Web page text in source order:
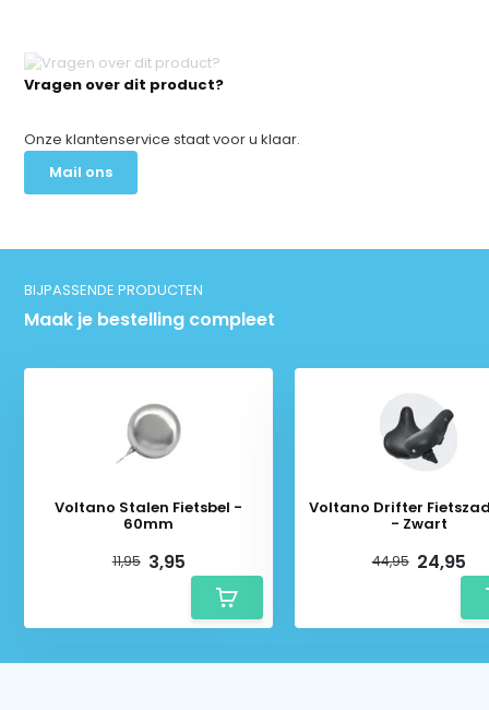
Vragen over dit product?
Onze klantenservice staat voor u klaar.
Mail ons
BIJPASSENDE PRODUCTEN
Maak je bestelling compleet
Voltano Stalen Fietsbel -
60mm
11,95 3,95
Voltano Drifter
- Zwart
44,95 24,95